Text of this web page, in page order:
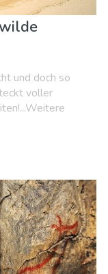
und doch so
voller